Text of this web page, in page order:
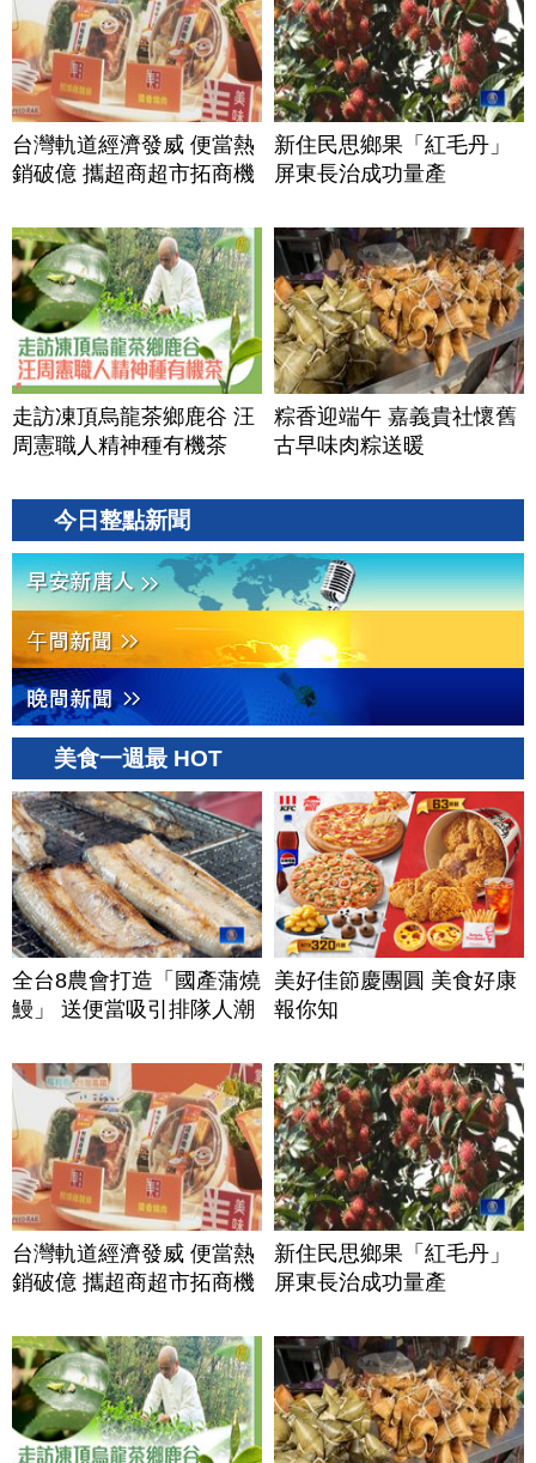
台灣軌道經濟發威 便當熱
銷破億 攜超商超市拓商機
新住民思鄉果「紅毛丹」
屏東長治成功量產
走訪凍頂烏龍茶鄉鹿谷 汪
周憲職人精神種有機茶
粽香迎端午 嘉義貴社懷舊
古早味肉粽送暖
今日整點新聞
美食一週最 HOT
全台8農會打造「國產蒲燒
鰻」 送便當吸引排隊人潮
美好佳節慶團圓 美食好康
報你知
台灣軌道經濟發威 便當熱
銷破億 攜超商超市拓商機
新住民思鄉果「紅毛丹」
屏東長治成功量產